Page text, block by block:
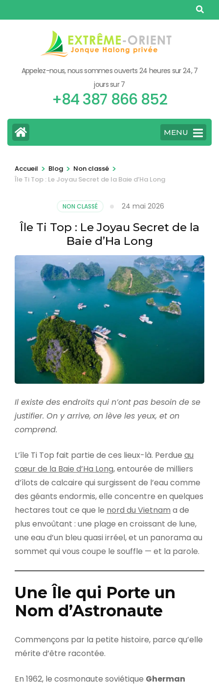
au
Appelez-nous, nous sommes ouverts 24 heures sur 24, 7
jours sur 7
+84 387 866 852
MENU
Accueil > Blog > Non classé >
Île Ti Top : Le Joyau Secret de la Baie d’Ha Long
NON CLASSÉ 24 mai 2026
Île Ti Top : Le Joyau Secret de la
Baie d’Ha Long
Il existe des endroits qui n’ont pas besoin de se
justifier. On y arrive, on lève les yeux, et on
comprend.
L’île Ti Top fait partie de ces lieux-là. Perdue au
cœur de la Baie d’Ha Long, entourée de milliers
d’îlots de calcaire qui surgissent de l’eau comme
des géants endormis, elle concentre en quelques
hectares tout ce que le nord du Vietnam a de
plus envoûtant : une plage en croissant de lune,
une eau d’un bleu quasi irréel, et un panorama au
sommet qui vous coupe le souffle — et la parole.
Une Île qui Porte un
Nom d’Astronaute
Commençons par la petite histoire, parce qu’elle
mérite d’être racontée.
En 1962, le cosmonaute soviétique Gherman